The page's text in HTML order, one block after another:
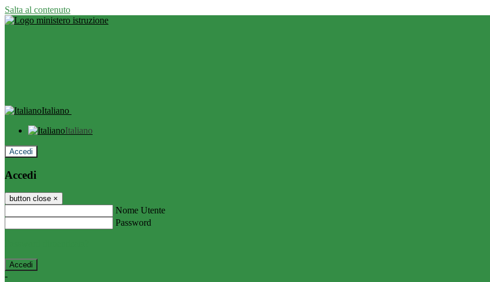
Salta al contenuto
Italiano
Italiano
Accedi
Accedi
button close ×
Nome Utente
Password
-